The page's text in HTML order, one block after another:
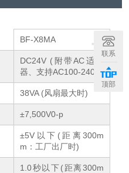
+
BF-X8MA
DC24V (附带AC适配
器、支持AC100-240V)
38VA (风扇最大时)
±7,500V0-p
±5V以下(距离300m
m：工厂出厂时)
1.0秒以下(距离300m
联系
顶部